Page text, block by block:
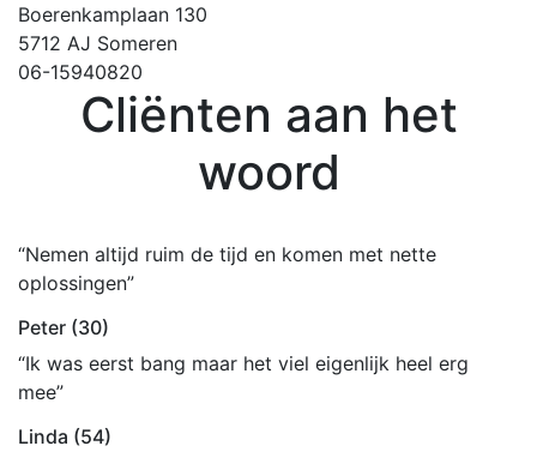
Boerenkamplaan 130
5712 AJ Someren
06-15940820
Cliënten aan het
woord
“Nemen altijd ruim de tijd en komen met nette
oplossingen”
Peter (30)
“Ik was eerst bang maar het viel eigenlijk heel erg
mee”
Linda (54)